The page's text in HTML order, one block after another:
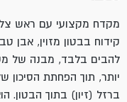
קידוח בבטון מזוין, אבן
להבים בלבד, מבנה של
יותר, תוך הפחתת